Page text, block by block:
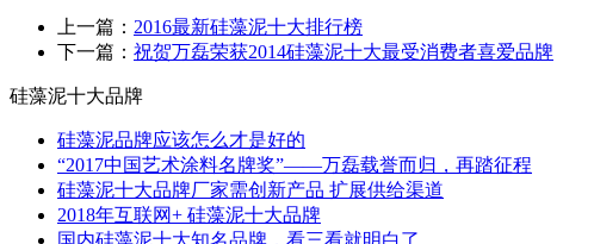
上一篇： 2016最新硅藻泥十大排行榜
下一篇： 祝贺万磊荣获2014硅藻泥十大最受消费者喜爱品牌
硅藻泥十大品牌
硅藻泥品牌应该怎么才是好的
“2017中国艺术涂料名牌奖”——万磊载誉而归，再踏征程
硅藻泥十大品牌厂家需创新产品 扩展供给渠道
2018年互联网+ 硅藻泥十大品牌
国内硅藻泥十大知名品牌，看三看就明白了